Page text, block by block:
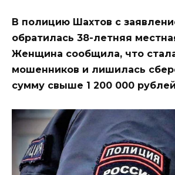
В полицию Шахтов с
обратилась 38-летняя
Женщина сообщила, что
мошенников и лишилась
сумму свыше 1 200 000